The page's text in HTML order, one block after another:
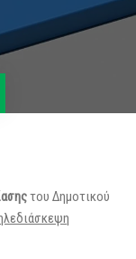
του Δημοτικού